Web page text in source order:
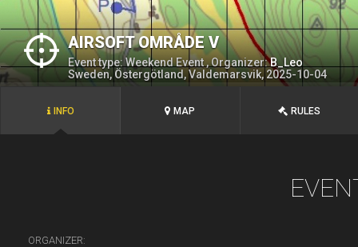
AIRSOFT OMRÅDE V
Event type: Weekend Event , Organizer:B_Leo
Sweden, Östergötland, Valdemarsvik, 2025-10-04
INFO MAP RULES
ORGANIZER: